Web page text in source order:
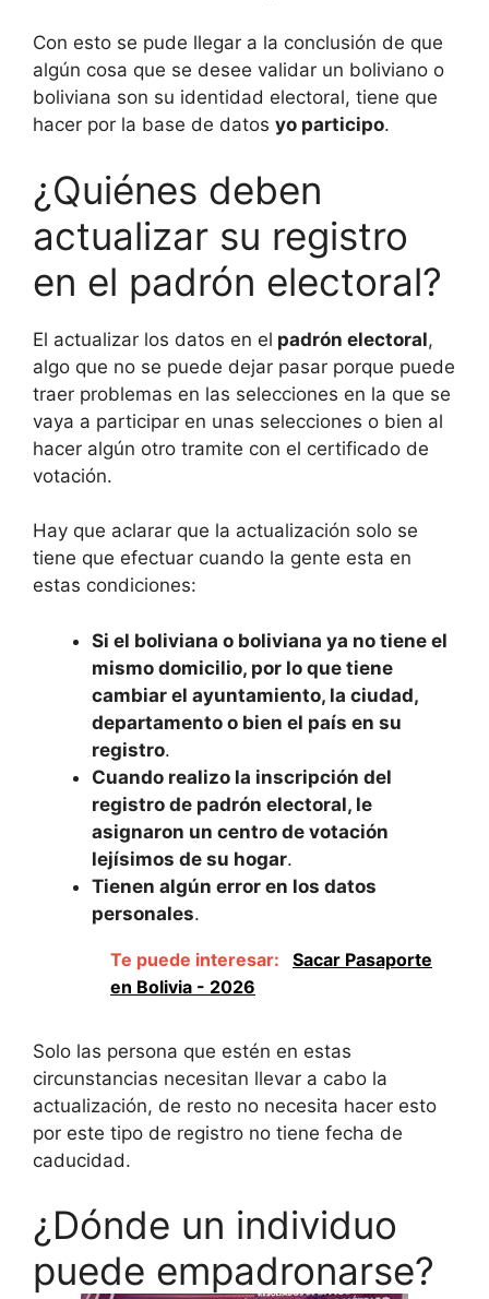
Con esto se pude llegar a la conclusión de que
algún cosa que se desee validar un boliviano o
boliviana son su identidad electoral, tiene que
hacer por la base de datos yo participo.
¿Quiénes deben
actualizar su registro
en el padrón electoral?
El actualizar los datos en el padrón electoral,
algo que no se puede dejar pasar porque puede
traer problemas en las selecciones en la que se
vaya a participar en unas selecciones o bien al
hacer algún otro tramite con el certificado de
votación.
Hay que aclarar que la actualización solo se
tiene que efectuar cuando la gente esta en
estas condiciones:
Si el boliviana o boliviana ya no tiene el
mismo domicilio, por lo que tiene
cambiar el ayuntamiento, la ciudad,
departamento o bien el país en su
registro.
Cuando realizo la inscripción del
registro de padrón electoral, le
asignaron un centro de votación
lejísimos de su hogar.
Tienen algún error en los datos
personales.
Te puede interesar:
Sacar Pasaporte
en Bolivia - 2026
Solo las persona que estén en estas
circunstancias necesitan llevar a cabo la
actualización, de resto no necesita hacer esto
por este tipo de registro no tiene fecha de
caducidad.
¿Dónde un individuo
puede empadronarse?